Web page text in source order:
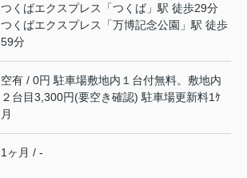
つくばエクスプレス
「つくば 」駅 徒歩29分
つくばエクスプレス
「万博記念公園 」駅 徒歩
59分
空有 / 0円 駐車場敷地内１台付無料。敷地内
２台目3,300円(要空き確認) 駐車場更新料1ｹ
月
1ヶ月 / -